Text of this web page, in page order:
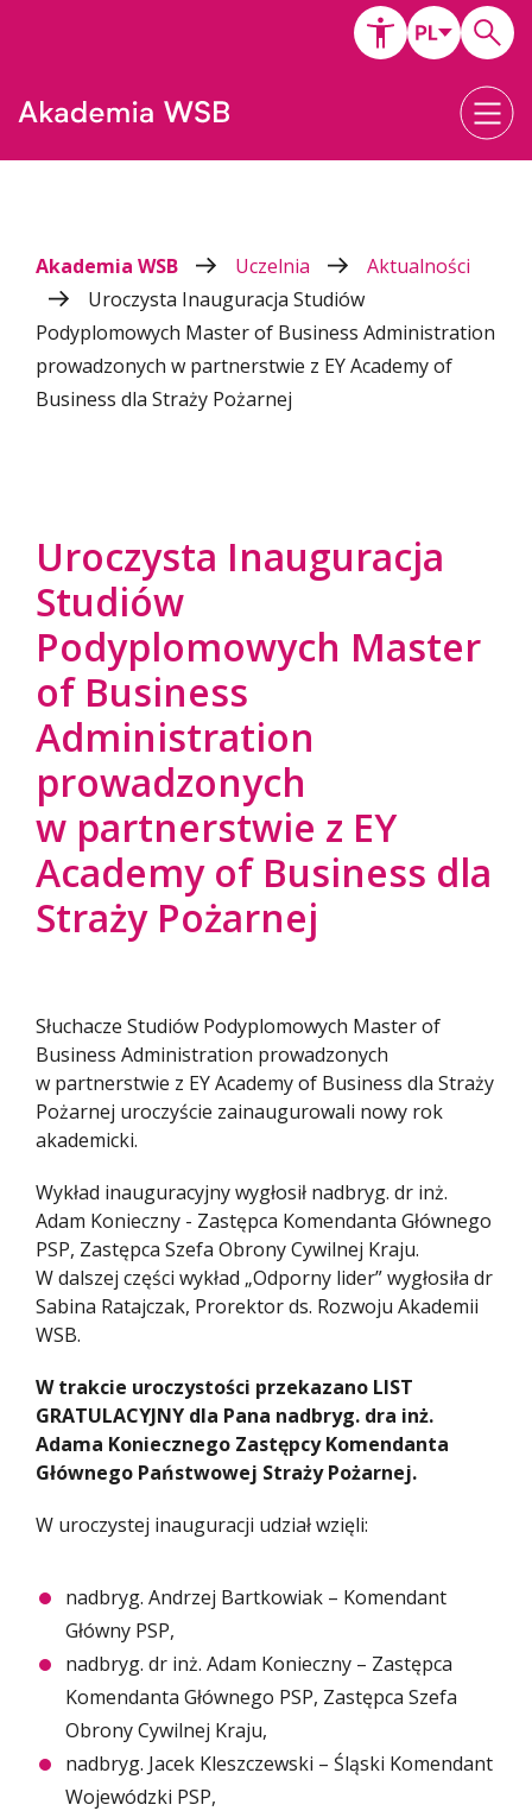
Akademia WSB Uczelnia
Aktualności
Uroczysta Inauguracja Studiów
Podyplomowych Master of Business Administration
prowadzonych w partnerstwie z EY Academy of
Business dla Straży Pożarnej
Uroczysta Inauguracja
Studiów
Podyplomowych Master
of Business
Administration
prowadzonych
w partnerstwie z EY
Academy of Business dla
Straży Pożarnej
Słuchacze Studiów Podyplomowych Master of
Business Administration prowadzonych
w partnerstwie z EY Academy of Business dla Straży
Pożarnej uroczyście zainaugurowali nowy rok
akademicki.
Wykład inauguracyjny wygłosił nadbryg. dr inż.
Adam Konieczny - Zastępca Komendanta Głównego
PSP, Zastępca Szefa Obrony Cywilnej Kraju.
W dalszej części wykład „Odporny lider” wygłosiła dr
Sabina Ratajczak, Prorektor ds. Rozwoju Akademii
WSB.
W trakcie uroczystości przekazano LIST
GRATULACYJNY dla Pana nadbryg. dra inż.
Adama Koniecznego Zastępcy Komendanta
Głównego Państwowej Straży Pożarnej.
W uroczystej inauguracji udział wzięli:
nadbryg. Andrzej Bartkowiak – Komendant
Główny PSP,
nadbryg. dr inż. Adam Konieczny – Zastępca
Komendanta Głównego PSP, Zastępca Szefa
Obrony Cywilnej Kraju,
nadbryg. Jacek Kleszczewski – Śląski Komendant
Wojewódzki PSP,